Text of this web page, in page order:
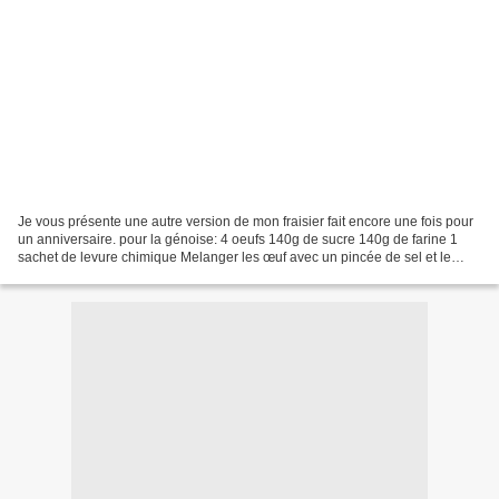
Je vous présente une autre version de mon fraisier fait encore une fois pour
un anniversaire. pour la génoise: 4 oeufs 140g de sucre 140g de farine 1
sachet de levure chimique Melanger les œuf avec un pincée de sel et le